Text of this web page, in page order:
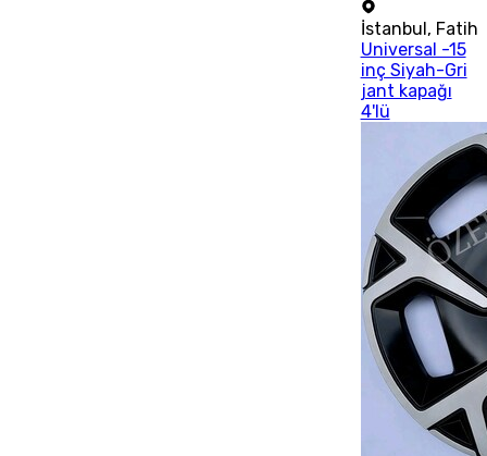
İstanbul , Fatih
Universal -15
inç Siyah-Gri
jant kapağı
4'lü